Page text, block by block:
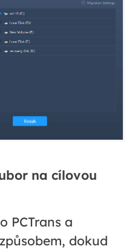
na cílovou
PCTrans a
dokud